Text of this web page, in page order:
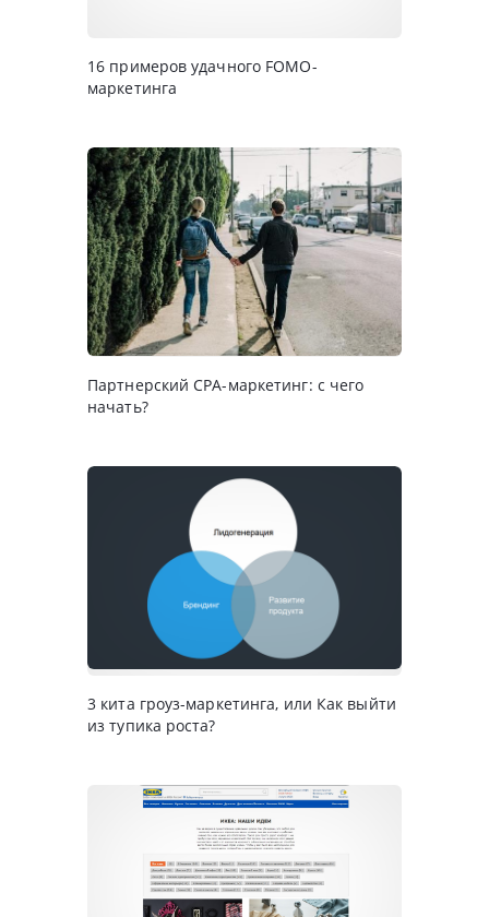
16 примеров удачного FOMO-
маркетинга
Партнерский CPA-маркетинг: с чего
начать?
3 кита гроуз-маркетинга, или Как выйти
из тупика роста?